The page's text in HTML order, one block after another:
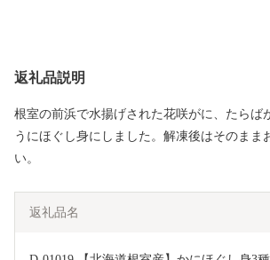
返礼品説明
根室の前浜で水揚げされた花咲がに、たらば
うにほぐし身にしました。解凍後はそのまま
い。
返礼品名